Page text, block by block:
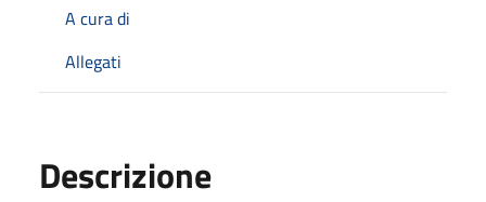
A cura di
Allegati
Descrizione